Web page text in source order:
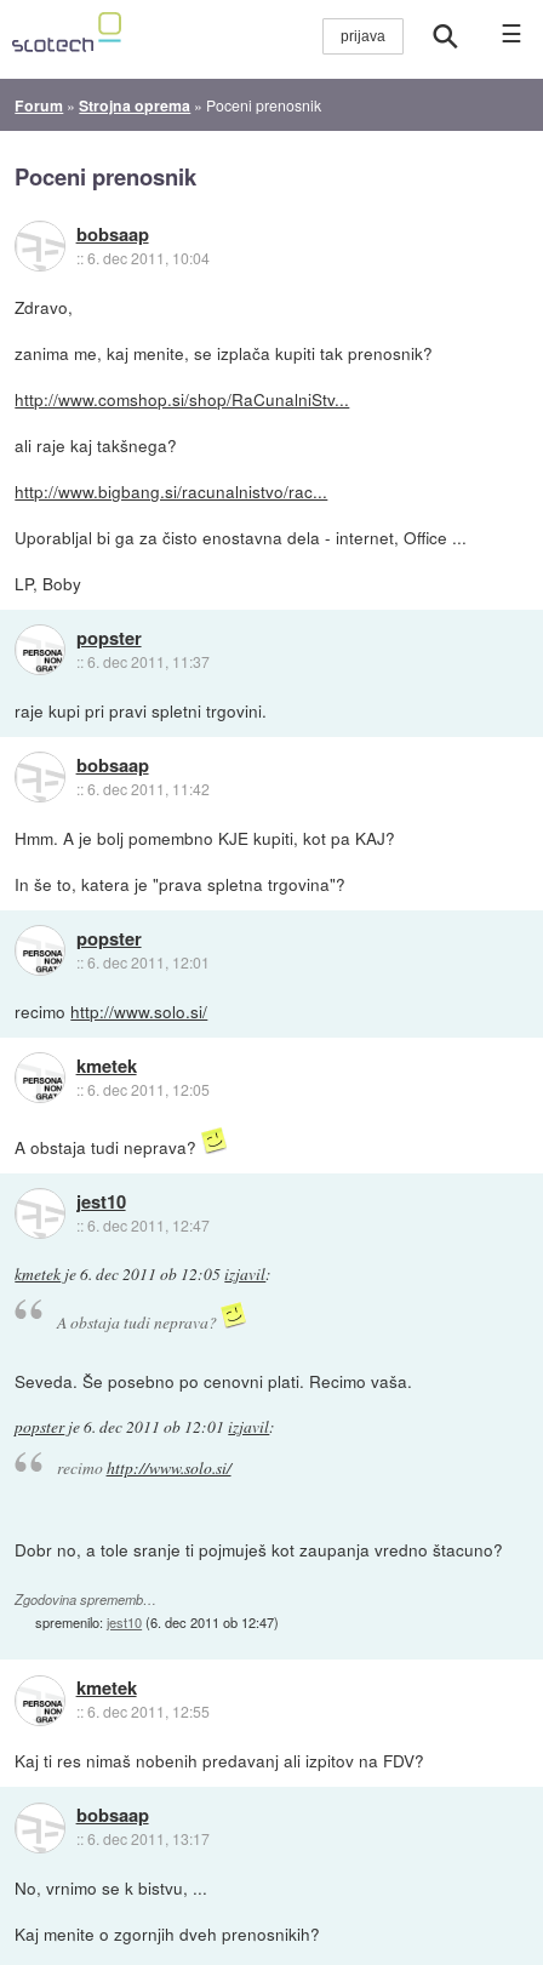
☰
Forum »Strojna oprema » Poceni prenosnik
Poceni prenosnik
bobsaap
::6. dec 2011, 10:04
Zdravo,
zanima me, kaj menite, se izplača kupiti tak prenosnik?
http://www.comshop.si/shop/RaCunalniStv...
ali raje kaj takšnega?
http://www.bigbang.si/racunalnistvo/rac...
Uporabljal bi ga za čisto enostavna dela - internet, Office ...
LP, Boby
popster
::6. dec 2011, 11:37
raje kupi pri pravi spletni trgovini.
bobsaap
::6. dec 2011, 11:42
Hmm. A je bolj pomembno KJE kupiti, kot pa KAJ?
In še to, katera je "prava spletna trgovina"?
popster
::6. dec 2011, 12:01
recimo http://www.solo.si/
kmetek
::6. dec 2011, 12:05
A obstaja tudi neprava?
jest10
::6. dec 2011, 12:47
kmetek je6. dec 2011 ob 12:05izjavil:
A obstaja tudi neprava?
Seveda. Še posebno po cenovni plati. Recimo vaša.
popsterje6. dec 2011 ob 12:01 izjavil:
recimohttp://www.solo.si/
Dobr no, a tole sranje ti pojmuješ kot zaupanja vredno štacuno?
Zgodovina sprememb…
spremenilo:jest10(6. dec 2011 ob 12:47)
kmetek
::6. dec 2011, 12:55
Kaj ti res nimaš nobenih predavanj ali izpitov na FDV?
bobsaap
::6. dec 2011, 13:17
No, vrnimo se k bistvu, ...
Kaj menite o zgornjih dveh prenosnikih?